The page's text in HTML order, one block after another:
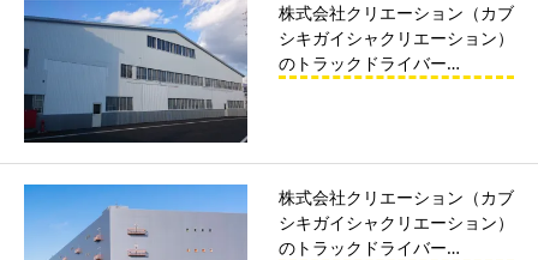
株式会社クリエーション（カブ
シキガイシャクリエーション）
のトラックドライバー…
株式会社クリエーション（カブ
シキガイシャクリエーション）
のトラックドライバー…